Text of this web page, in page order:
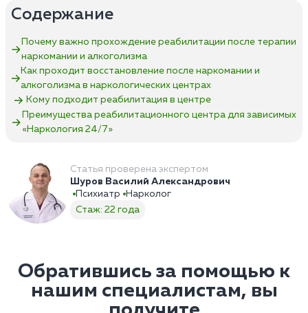
Содержание
Почему важно прохождение реабилитации после терапии
наркомании и алкоголизма
Как проходит восстановление после наркомании и
алкоголизма в наркологических центрах
Кому подходит реабилитация в центре
Преимущества реабилитационного центра для зависимых
«Наркология 24/7»‎
Статья проверена экспертом
Шуров Василий Александрович
Психиатр
Нарколог
Стаж: 22 года
Обратившись за помощью к
нашим специалистам, вы